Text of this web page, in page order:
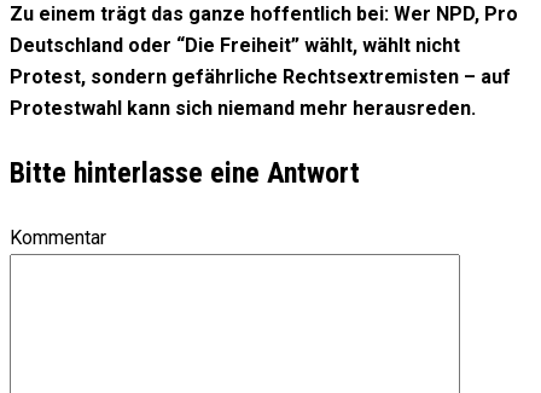
Zu einem trägt das ganze hoffentlich bei: Wer NPD, Pro
Deutschland oder “Die Freiheit” wählt, wählt nicht
Protest, sondern gefährliche Rechtsextremisten – auf
Protestwahl kann sich niemand mehr herausreden.
Bitte hinterlasse eine Antwort
Kommentar